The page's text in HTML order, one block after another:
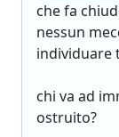
che fa
nessun
individuare
chi va ad
ostruito?